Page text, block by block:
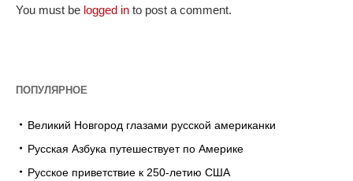
You must be logged in to post a comment.
ПОПУЛЯРНОЕ
Великий Новгород глазами русской американки
Русская Азбука путешествует по Америке
Русское приветствие к 250-летию США